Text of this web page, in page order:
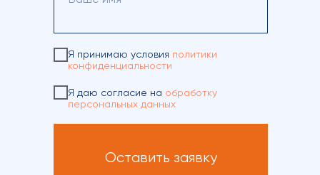
Я принимаю условия политики
конфиденциальности
Я даю согласие на обработку
персональных данных
Оставить заявку